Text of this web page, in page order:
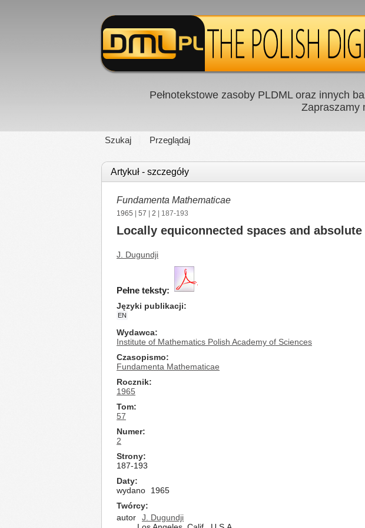
Pełnotekstowe zasoby PLDML oraz innych
Zapraszamy
Szukaj Przeglądaj
Artykuł - szczegóły
Fundamenta Mathematicae
1965 57 2 | 187-193
Locally equiconnected spaces and
J. Dugundji
Pełne teksty:
Języki publikacji
EN
Wydawca
Institute of Mathematics Polish Academy of Sciences
Czasopismo
Fundamenta Mathematicae
Rocznik
1965
Tom
57
Numer
2
Strony
187-193
Daty
wydano
1965
Twórcy
autor
J. Dugundji